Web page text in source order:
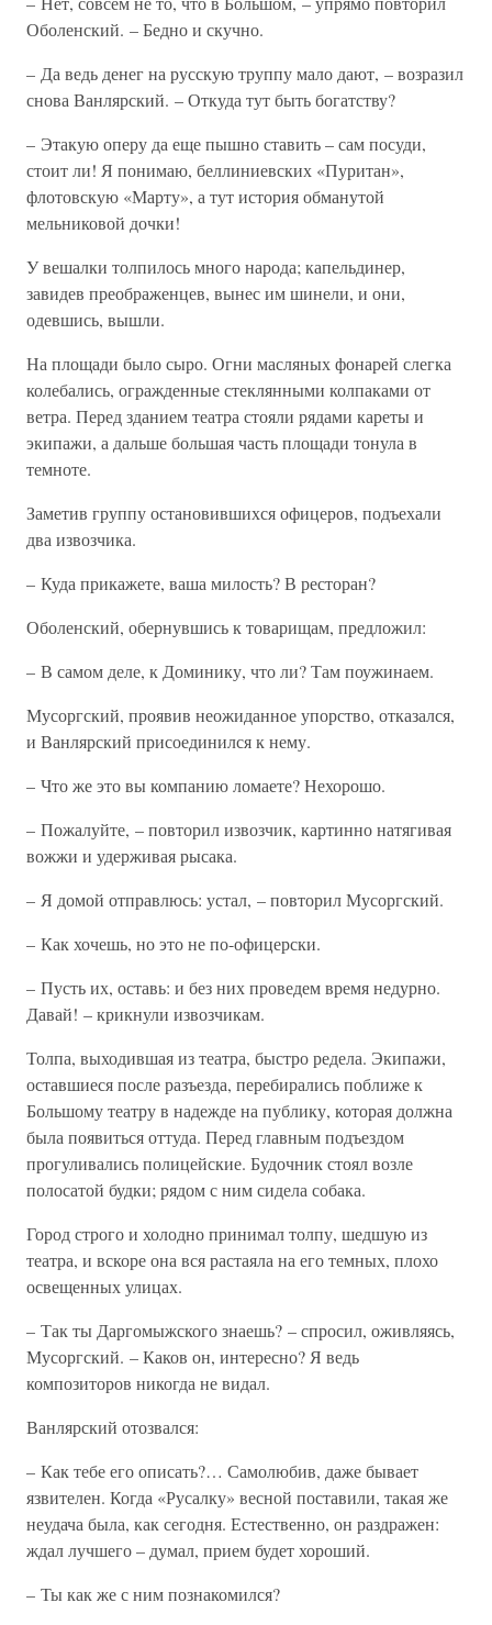
Оболенский. – Бедно и скучно.
– Да ведь денег на русскую труппу мало дают, – возразил
снова Ванлярский. – Откуда тут быть богатству?
– Этакую оперу да еще пышно ставить – сам посуди,
стоит ли! Я понимаю, беллиниевских «Пуритан»,
флотовскую «Марту», а тут история обманутой
мельниковой дочки!
У вешалки толпилось много народа; капельдинер,
завидев преображенцев, вынес им шинели, и они,
одевшись, вышли.
На площади было сыро. Огни масляных фонарей слегка
колебались, огражденные стеклянными колпаками от
ветра. Перед зданием театра стояли рядами кареты и
экипажи, а дальше большая часть площади тонула в
темноте.
Заметив группу остановившихся офицеров, подъехали
два извозчика.
– Куда прикажете, ваша милость? В ресторан?
Оболенский, обернувшись к товарищам, предложил:
– В самом деле, к Доминику, что ли? Там поужинаем.
Мусоргский, проявив неожиданное упорство, отказался,
и Ванлярский присоединился к нему.
– Что же это вы компанию ломаете? Нехорошо.
– Пожалуйте, – повторил извозчик, картинно натягивая
вожжи и удерживая рысака.
– Я домой отправлюсь: устал, – повторил Мусоргский.
– Как хочешь, но это не по-офицерски.
– Пусть их, оставь: и без них проведем время недурно.
Давай! – крикнули извозчикам.
Толпа, выходившая из театра, быстро редела. Экипажи,
оставшиеся после разъезда, перебирались поближе к
Большому театру в надежде на публику, которая должна
была появиться оттуда. Перед главным подъездом
прогуливались полицейские. Будочник стоял возле
полосатой будки; рядом с ним сидела собака.
Город строго и холодно принимал толпу, шедшую из
театра, и вскоре она вся растаяла на его темных, плохо
освещенных улицах.
– Так ты Даргомыжского знаешь? – спросил, оживляясь,
Мусоргский. – Каков он, интересно? Я ведь
композиторов никогда не видал.
Ванлярский отозвался:
– Как тебе его описать?… Самолюбив, даже бывает
язвителен. Когда «Русалку» весной поставили, такая же
неудача была, как сегодня. Естественно, он раздражен:
ждал лучшего – думал, прием будет хороший.
– Ты как же с ним познакомился?